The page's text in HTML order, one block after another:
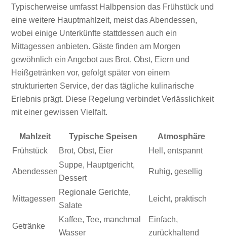
Typischerweise umfasst Halbpension das Frühstück und
eine weitere Hauptmahlzeit, meist das Abendessen,
wobei einige Unterkünfte stattdessen auch ein
Mittagessen anbieten. Gäste finden am Morgen
gewöhnlich ein Angebot aus Brot, Obst, Eiern und
Heißgetränken vor, gefolgt später von einem
strukturierten Service, der das tägliche kulinarische
Erlebnis prägt. Diese Regelung verbindet Verlässlichkeit
mit einer gewissen Vielfalt.
Mahlzeit Typische Speisen
Atmosphäre
Frühstück
Brot, Obst, Eier Hell, entspannt
Abendessen
Suppe, Hauptgericht,
Dessert
Ruhig, gesellig
Mittagessen
Regionale Gerichte,
Salate
Leicht, praktisch
Getränke
Kaffee, Tee, manchmal
Wasser
Einfach,
zurückhaltend